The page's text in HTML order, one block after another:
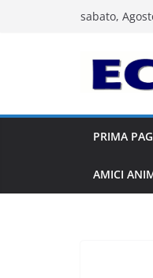
sabato,
PRIMA
AMICI